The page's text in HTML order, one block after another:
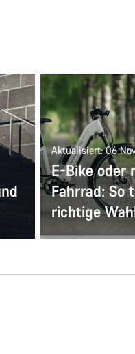
Aktualisiert: 06
E-Bike oder
Fahrrad: So
richtige